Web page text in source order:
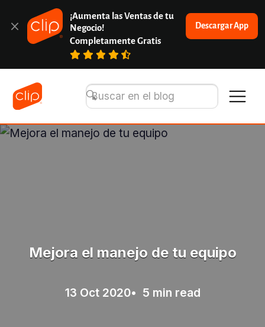
¡Aumenta las Ventas de tu
Negocio!
Completamente Gratis
Descargar App
Mejora el manejo de tu equipo
13 Oct 2020• 5 min read